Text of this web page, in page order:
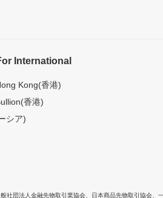
International
Kong(香港)
香港)
シア)
社団法人金融先物取引業協会 日本商品先物取引協会